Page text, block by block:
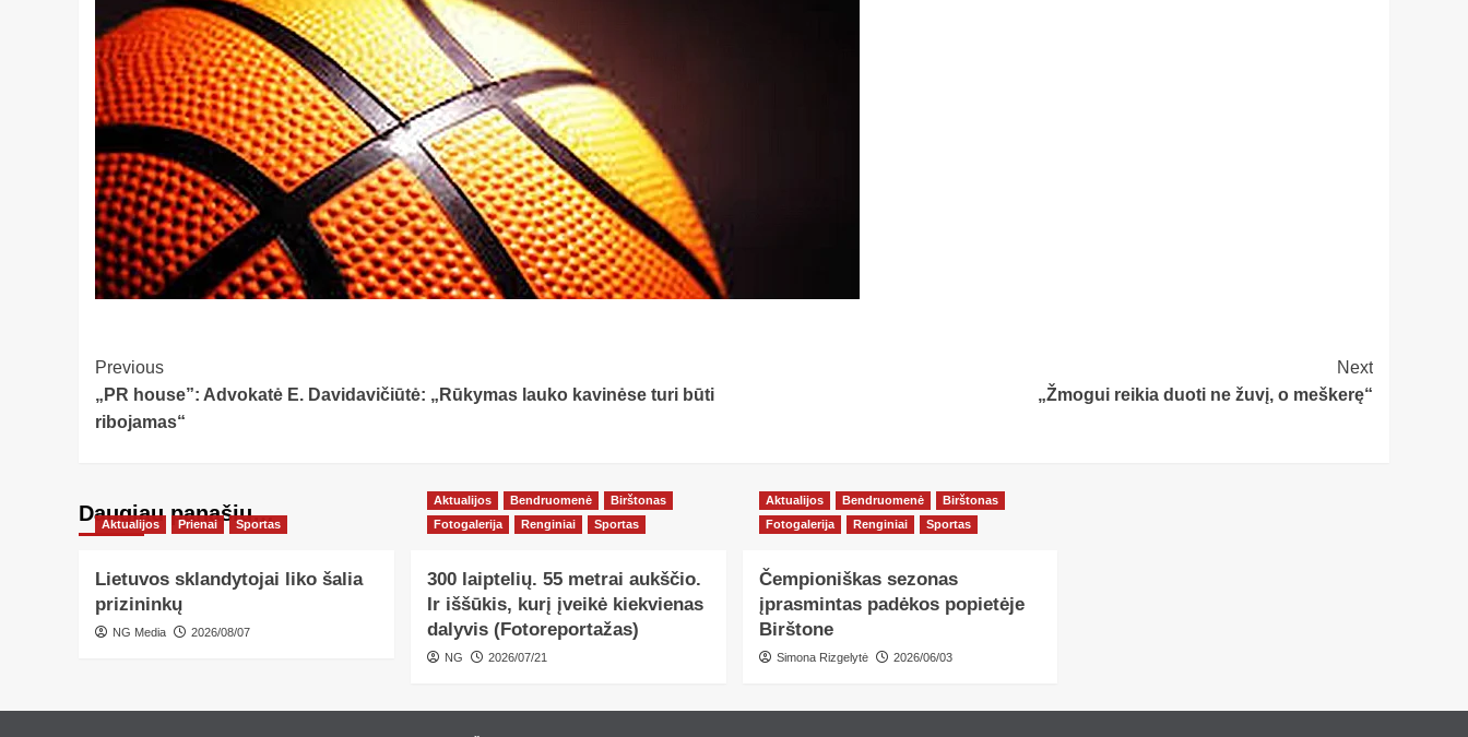
Post
Navigation
Previous
„PR house”: Advokatė E. Davidavičiūtė: „Rūkymas lauko kavinėse turi būti
ribojamas“
Next
„Žmogui reikia duoti ne žuvį, o meškerę“
Daugiau panašių…
Aktualijos Prienai Sportas
Lietuvos sklandytojai liko šalia
prizininkų
NG Media 2026/08/07
Aktualijos Bendruomenė
Birštonas
Fotogalerija
Renginiai Sportas
300 laiptelių. 55 metrai aukščio.
Ir iššūkis, kurį įveikė kiekvienas
dalyvis (Fotoreportažas)
NG 2026/07/21
Aktualijos Bendruomenė
Birštonas
Fotogalerija
Renginiai Sportas
Čempioniškas sezonas
įprasmintas padėkos popietėje
Birštone
Simona Rizgelytė 2026/06/03